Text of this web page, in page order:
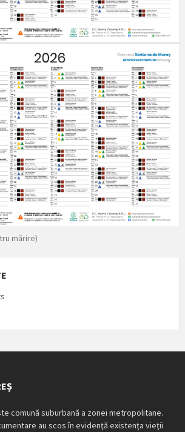
mărire)
comună suburbană a zonei metropolitane.
au scos în evidenţă existenţa vieţii